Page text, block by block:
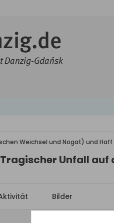
Weichsel und Nogat) und Haff
Unfall auf
Bilder